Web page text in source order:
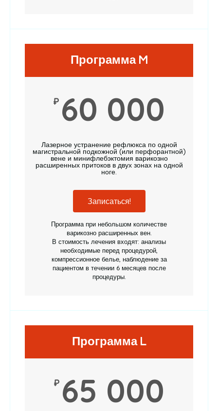
Программа M
₽ 60 000
Лазерное устранение рефлюкса по одной
магистральной подкожной (или перфорантной)
вене и минифлебэктомия варикозно
расширенных притоков в двух зонах на одной
ноге.
Записаться!
Программа при небольшом количестве
варикозно расширенных вен.
В стоимость лечения входят: анализы
необходимые перед процедурой,
компрессионное белье, наблюдение за
пациентом в течении 6 месяцев после
процедуры.
Программа L
₽ 65 000